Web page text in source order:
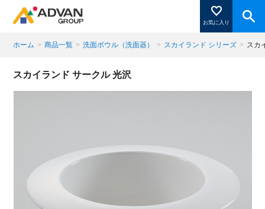
お気に入り
商品ページにある「お気に入り登録」を押すと登録した
商品がここに表示されます。
閉じる
ホーム > 商品一覧 > 洗面ボウル（洗面器） > スカイランド シリーズ > スカ
スカイランド サークル 光沢